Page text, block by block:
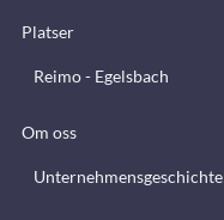
Platser
Reimo - Egelsbach
Om oss
Unternehmensgeschichte